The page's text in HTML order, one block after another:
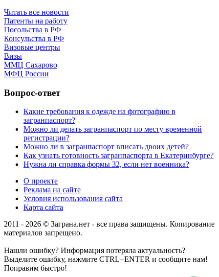
Читать все новости
Патенты на работу
Посольства в РФ
Консульства в РФ
Визовые центры
Визы
ММЦ Сахарово
МФЦ России
Вопрос-ответ
Какие требования к одежде на фотографию в
загранпаспорт?
Можно ли делать загранпаспорт по месту временной
регистрации?
Можно ли в загранпаспорт вписать двоих детей?
Как узнать готовность загранпаспорта в Екатеринбурге?
Нужна ли справка формы 32, если нет военника?
О проекте
Реклама на сайте
Условия использования сайта
Карта сайта
2011 - 2026 © Заграна.нет - все права защищены. Копирование
материалов запрещено.
Нашли ошибку? Информация потеряла актуальность?
Выделите ошибку, нажмите CTRL+ENTER и сообщите нам!
Поправим быстро!